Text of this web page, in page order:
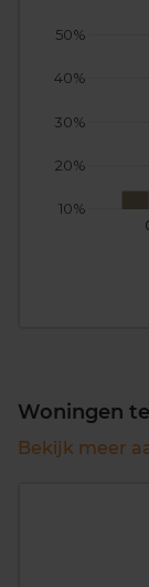
10%
20%
30%
40%
50%
Woningen
Bekijk meer